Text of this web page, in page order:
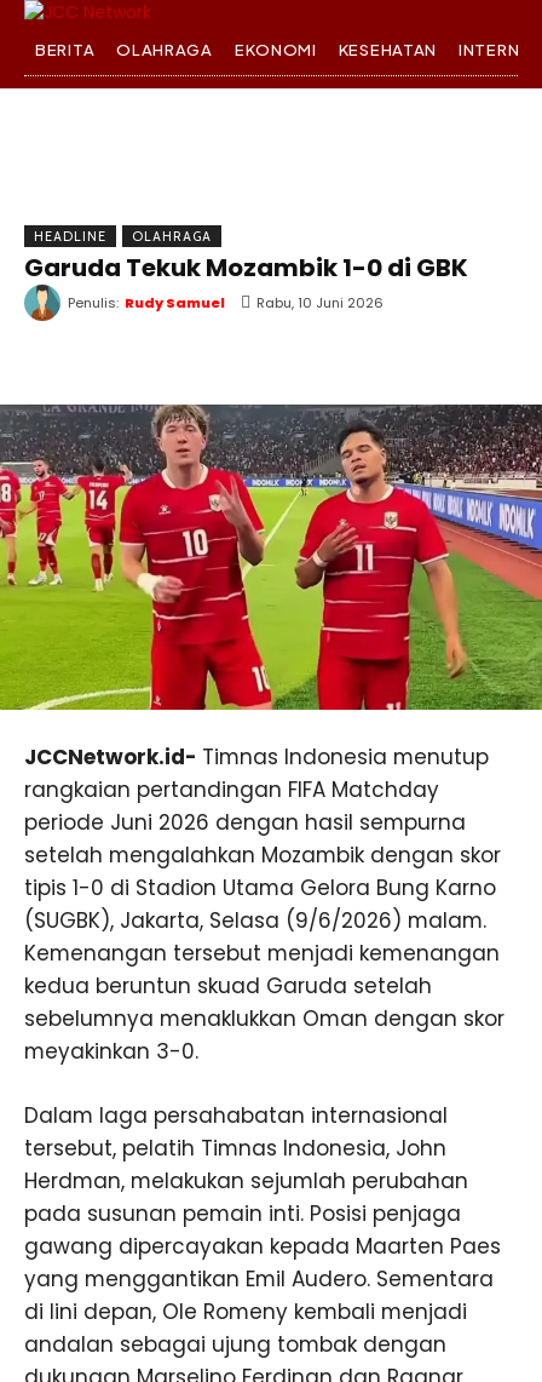
BERITA OLAHRAGA EKONOMI KESEHATAN
HEADLINE OLAHRAGA
Garuda Tekuk Mozambik 1-0 di GBK
Penulis: Rudy Samuel Rabu, 10 Juni 2026
JCCNetwork.id- Timnas Indonesia menutup
rangkaian pertandingan FIFA Matchday
periode Juni 2026 dengan hasil sempurna
setelah mengalahkan Mozambik dengan skor
tipis 1-0 di Stadion Utama Gelora Bung Karno
(SUGBK), Jakarta, Selasa (9/6/2026) malam.
Kemenangan tersebut menjadi kemenangan
kedua beruntun skuad Garuda setelah
sebelumnya menaklukkan Oman dengan skor
meyakinkan 3-0.
Dalam laga persahabatan internasional
tersebut, pelatih Timnas Indonesia, John
Herdman, melakukan sejumlah perubahan
pada susunan pemain inti. Posisi penjaga
gawang dipercayakan kepada Maarten Paes
yang menggantikan Emil Audero. Sementara
di lini depan, Ole Romeny kembali menjadi
andalan sebagai ujung tombak dengan